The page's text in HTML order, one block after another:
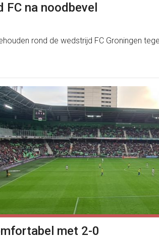
na noodbevel
rond de wedstrijd FC Groningen
met 2-0